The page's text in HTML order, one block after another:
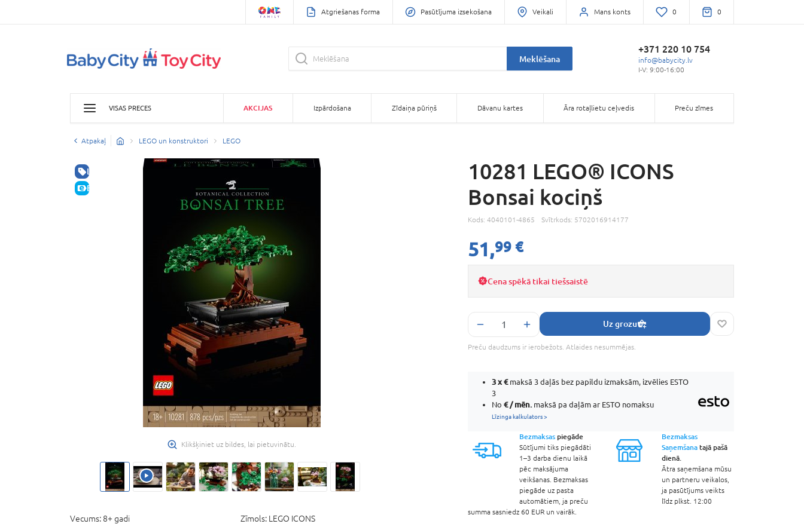
Atgriešanas forma Pasūtījuma izsekošana Veikali Mans konts 0 0
Meklēšana
+371 220 10 754
info@babycity.lv
I-V: 9:00-16:00
VISAS PRECES AKCIJAS Izpārdošana Zīdaiņa pūriņš Dāvanu kartes Āra rotaļlietu ceļvedis Preču zīmes
Atpakaļ LEGO un konstruktori LEGO
LABA CENA
E-CENA
Klikšķiniet uz bildes, lai pietuvinātu.
Vecums: 8+ gadi Zīmols: LEGO ICONS
10281 LEGO® ICONS
Bonsai kociņš
Kods: 4040101-4865 Svītrkods: 5702016914177
51,99 €
Cena spēkā tikai tiešsaistē
Uz grozu
Preču daudzums ir ierobežots. Atlaides nesummējas.
3 x€maksā 3 daļās bez papildu izmaksām, izvēlies ESTO
3
No € / mēn. maksā pa daļām ar ESTO nomaksu
Līzinga kalkulators >
Bezmaksas piegāde
Sūtījumi tiks piegādāti
1–3 darba dienu laikā
pēc maksājuma
veikšanas. Bezmaksas
piegāde uz pasta
automātiem, ja preču
summa sasniedz 60 EUR un vairāk.
Bezmaksas
Saņemšanatajā pašā
dienā.
Ātra saņemšana mūsu
un partneru veikalos,
ja pasūtījums veikts
līdz plkst. 12:00